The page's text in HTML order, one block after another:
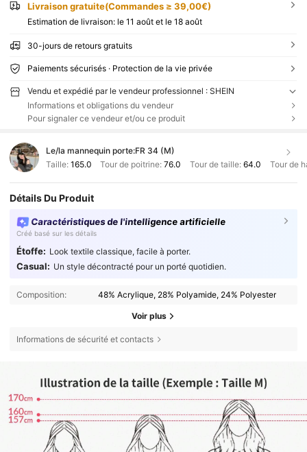
Livraison gratuite(Commandes ≥ 39,00€)
Estimation de livraison: le 11 août et le 18 août
30-jours de retours gratuits
Paiements sécurisés · Protection de la vie privée
Vendu et expédié par le vendeur professionnel : SHEIN
Informations et obligations du vendeur
Pour signaler ce vendeur et/ou ce produit
Le/la mannequin porte:FR 34 (M)
Taille: 165.0 Tour de poitrine:76.0 Tour de taille: 64.0 Tour de
Détails Du Produit
Caractéristiques de l'intelligence artificielle
Créé basé sur les détails
Étoffe: Look textile classique, facile à porter.
Casual: Un style décontracté pour un porté quotidien.
Composition: 48% Acrylique, 28% Polyamide, 24% Polyester
Voir plus
Informations de sécurité et contacts